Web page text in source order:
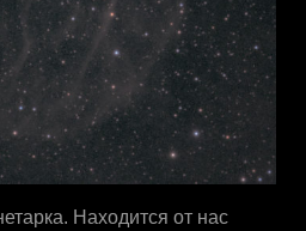
Находится от нас